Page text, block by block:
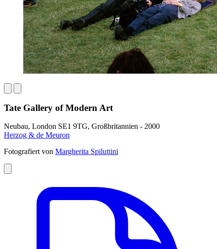
Tate Gallery of Modern Art
Neubau, London SE1 9TG, Großbritannien - 2000
Herzog & de Meuron
Fotografiert von Margherita Spiluttini